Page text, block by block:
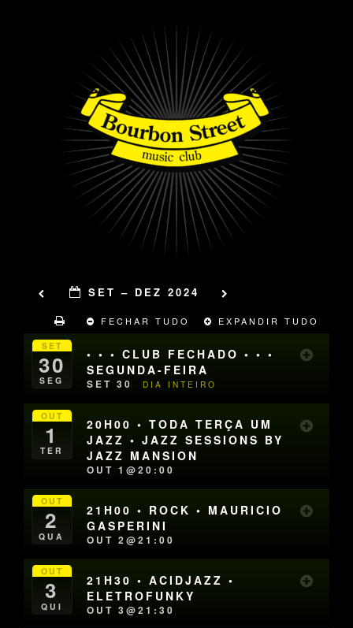
SET – DEZ 2024
FECHAR TUDO EXPANDIR TUDO
SET
30
SEG
• • • CLUB FECHADO • • •
SEGUNDA-FEIRA
SET 30 DIA INTEIRO
OUT
1
TER
20H00 • TODA TERÇA UM
JAZZ • JAZZ SESSIONS BY
JAZZ MANSION
OUT 1@20:00
OUT
2
QUA
21H00 • ROCK • MAURICIO
GASPERINI
OUT 2@21:00
OUT
3
QUI
21H30 • ACIDJAZZ •
ELETROFUNKY
OUT 3@21:30